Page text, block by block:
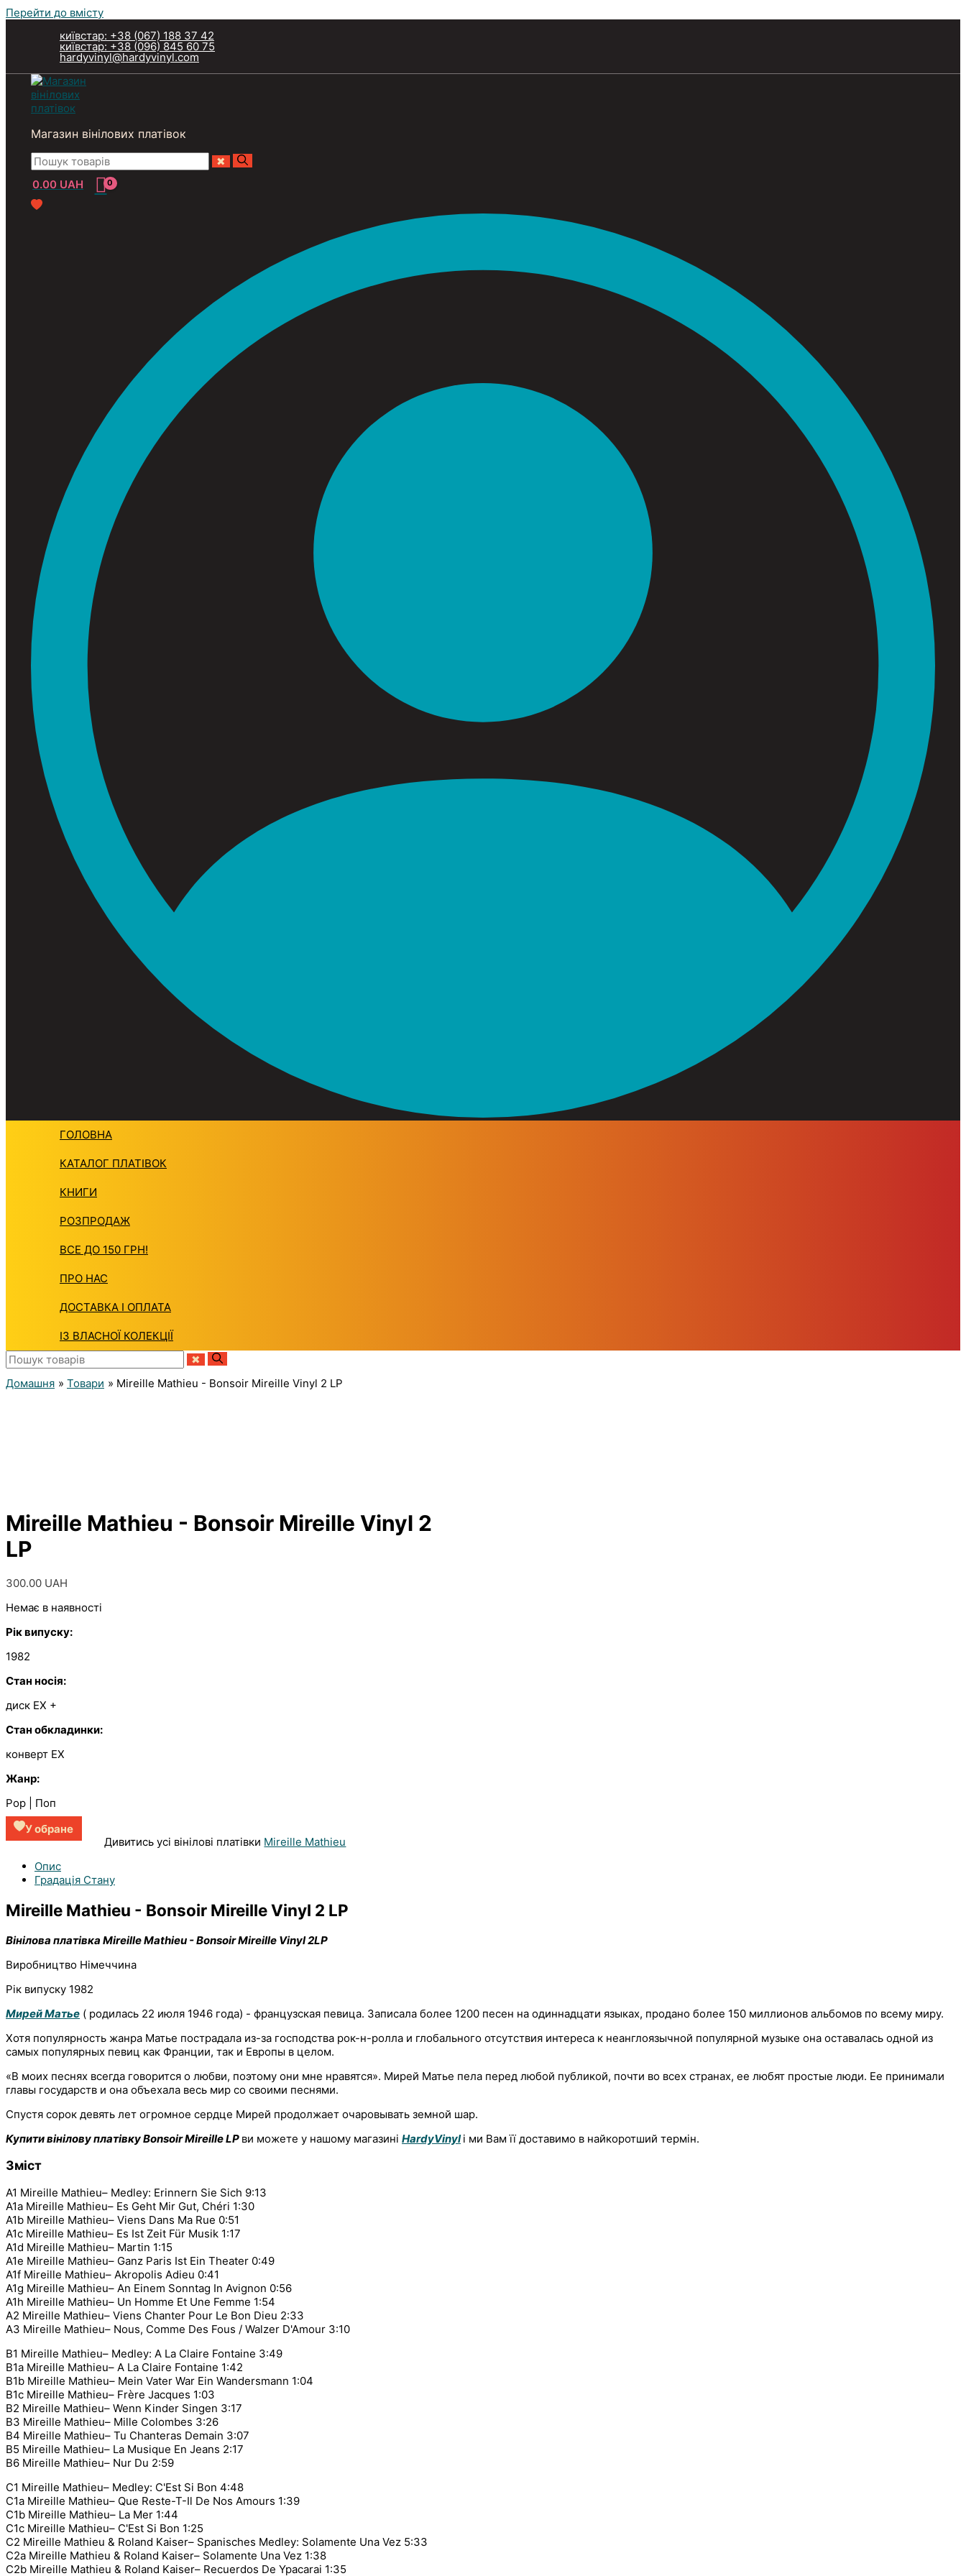
Перейти до вмісту
київстар: +38 (067) 188 37 42
київстар: +38 (096) 845 60 75
hardyvinyl@hardyvinyl.com
Магазин вінілових платівок
0.00 UAH
ГОЛОВНА
КАТАЛОГ ПЛАТIВОК
КНИГИ
РОЗПРОДАЖ
ВСЕ ДО 150 ГРН!
ПРО НАС
ДОСТАВКА І ОПЛАТА
ІЗ ВЛАСНОЇ КОЛЕКЦІЇ
Домашня Товари Mireille Mathieu - Bonsoir Mireille Vinyl 2 LP
Mireille Mathieu - Bonsoir Mireille Vinyl 2
LP
300.00 UAH
Немає в наявності
Рік випуску:
1982
Стан носія:
диск EX +
Стан обкладинки:
конверт EX
Жанр:
Pop | Поп
У обране
Дивитись усі вінілові платівки Mireille Mathieu
Опис
Градація Стану
Mireille Mathieu - Bonsoir Mireille Vinyl 2 LP
Вінілова платівка Mireille Mathieu - Bonsoir Mireille Vinyl 2LP
Виробництво Німеччина
Рік випуску 1982
Мирей Матье ( родилась 22 июля 1946 года) - французская певица. Записала более 1200 песен на одиннадцати языках, продано более 150 миллионов альбомов по всему миру.
Хотя популярность жанра Матье пострадала из-за господства рок-н-ролла и глобального отсутствия интереса к неанглоязычной популярной музыке она оставалась одной из
самых популярных певиц как Франции, так и Европы в целом.
«В моих песнях всегда говорится о любви, поэтому они мне нравятся». Мирей Матье пела перед любой публикой, почти во всех странах, ее любят простые люди. Ее принимали
главы государств и она объехала весь мир со своими песнями.
Спустя сорок девять лет огромное сердце Мирей продолжает очаровывать земной шар.
Купити вінілову платівку Bonsoir Mireille LP ви можете у нашому магазині HardyVinyl і ми Вам її доставимо в найкоротший термін.
Зміст
A1 Mireille Mathieu– Medley: Erinnern Sie Sich 9:13
A1a Mireille Mathieu– Es Geht Mir Gut, Chéri 1:30
A1b Mireille Mathieu– Viens Dans Ma Rue 0:51
A1c Mireille Mathieu– Es Ist Zeit Für Musik 1:17
A1d Mireille Mathieu– Martin 1:15
A1e Mireille Mathieu– Ganz Paris Ist Ein Theater 0:49
A1f Mireille Mathieu– Akropolis Adieu 0:41
A1g Mireille Mathieu– An Einem Sonntag In Avignon 0:56
A1h Mireille Mathieu– Un Homme Et Une Femme 1:54
A2 Mireille Mathieu– Viens Chanter Pour Le Bon Dieu 2:33
A3 Mireille Mathieu– Nous, Comme Des Fous / Walzer D'Amour 3:10
B1 Mireille Mathieu– Medley: A La Claire Fontaine 3:49
B1a Mireille Mathieu– A La Claire Fontaine 1:42
B1b Mireille Mathieu– Mein Vater War Ein Wandersmann 1:04
B1c Mireille Mathieu– Frère Jacques 1:03
B2 Mireille Mathieu– Wenn Kinder Singen 3:17
B3 Mireille Mathieu– Mille Colombes 3:26
B4 Mireille Mathieu– Tu Chanteras Demain 3:07
B5 Mireille Mathieu– La Musique En Jeans 2:17
B6 Mireille Mathieu– Nur Du 2:59
C1 Mireille Mathieu– Medley: C'Est Si Bon 4:48
C1a Mireille Mathieu– Que Reste-T-Il De Nos Amours 1:39
C1b Mireille Mathieu– La Mer 1:44
C1c Mireille Mathieu– C'Est Si Bon 1:25
C2 Mireille Mathieu & Roland Kaiser– Spanisches Medley: Solamente Una Vez 5:33
C2a Mireille Mathieu & Roland Kaiser– Solamente Una Vez 1:38
C2b Mireille Mathieu & Roland Kaiser– Recuerdos De Ypacarai 1:35